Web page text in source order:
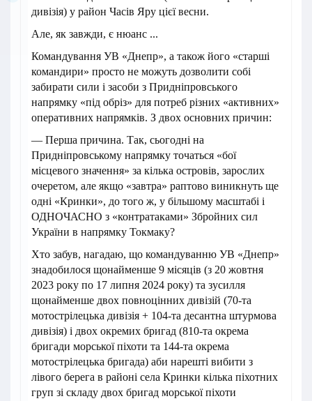
дивізія) у район Часів Яру цієї весни.
Але, як завжди, є нюанс ...
Командування УВ «Днепр», а також його «старші
командири» просто не можуть дозволити собі
забирати сили і засоби з Придніпровського
напрямку «під обріз» для потреб різних «активних»
оперативних напрямків. З двох основних причин:
— Перша причина. Так, сьогодні на
Придніпровському напрямку точаться «бої
місцевого значення» за кілька островів, зарослих
очеретом, але якщо «завтра» раптово виникнуть ще
одні «Кринки», до того ж, у більшому масштабі і
ОДНОЧАСНО з «контратаками» Збройних сил
України в напрямку Токмаку?
Хто забув, нагадаю, що командуванню УВ «Днепр»
знадобилося щонайменше 9 місяців (з 20 жовтня
2023 року по 17 липня 2024 року) та зусилля
щонайменше двох повноцінних дивізій (70-та
мотострілецька дивізія + 104-та десантна штурмова
дивізія) і двох окремих бригад (810-та окрема
бригади морської піхоти та 144-та окрема
мотострілецька бригада) аби нарешті вибити з
лівого берега в районі села Кринки кілька піхотних
груп зі складу двох бригад морської піхоти